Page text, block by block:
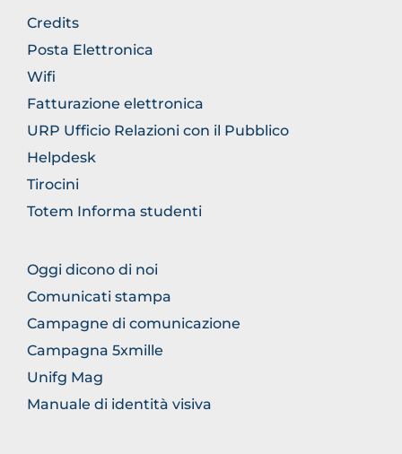
FOOTER
GENERICO
Credits
Posta Elettronica
Wifi
Fatturazione elettronica
URP Ufficio Relazioni con il Pubblico
Helpdesk
Tirocini
Totem Informa studenti
FOOTER
COMUNICAZIONE
Oggi dicono di noi
Comunicati stampa
Campagne di comunicazione
Campagna 5xmille
Unifg Mag
Manuale di identità visiva